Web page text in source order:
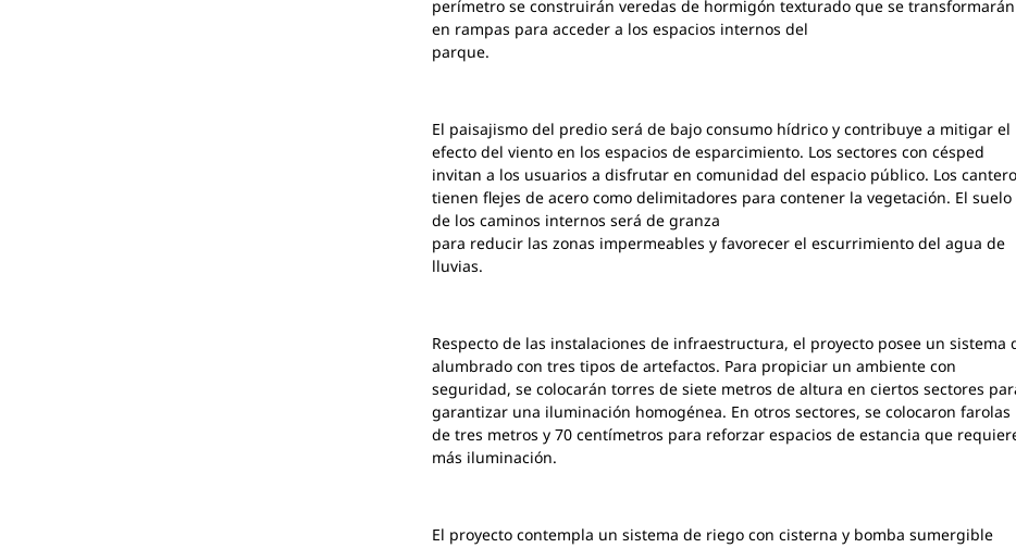
perímetro se construirán veredas de hormigón texturado que se transformarán
en rampas para acceder a los espacios internos del
parque.
El paisajismo del predio será de bajo consumo hídrico y contribuye a mitigar el
efecto del viento en los espacios de esparcimiento. Los sectores con césped
invitan a los usuarios a disfrutar en comunidad del espacio público. Los
tienen flejes de acero como delimitadores para contener la vegetación. El suelo
de los caminos internos será de granza
para reducir las zonas impermeables y favorecer el escurrimiento del agua de
lluvias.
Respecto de las instalaciones de infraestructura, el proyecto posee un sistema
alumbrado con tres tipos de artefactos. Para propiciar un ambiente con
seguridad, se colocarán torres de siete metros de altura en ciertos sectores
garantizar una iluminación homogénea. En otros sectores, se colocaron farolas
de tres metros y 70 centímetros para reforzar espacios de estancia que
más iluminación.
El proyecto contempla un sistema de riego con cisterna y bomba sumergible